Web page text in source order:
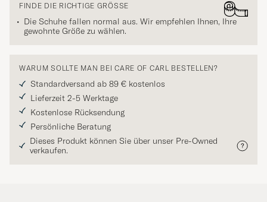
FINDE DIE RICHTIGE GRÖSSE
Die Schuhe fallen normal aus. Wir empfehlen Ihnen, Ihre
gewohnte Größe zu wählen.
WARUM SOLLTE MAN BEI CARE OF CARL BESTELLEN?
Standardversand ab 89 € kostenlos
Lieferzeit 2-5 Werktage
Kostenlose Rücksendung
Persönliche Beratung
Dieses Produkt können Sie über unser Pre-Owned
verkaufen.